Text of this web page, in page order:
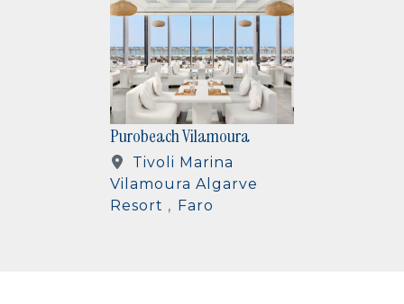
IMAGEM
Purobeach Vilamoura
Tivoli Marina
Vilamoura Algarve
Resort
Faro